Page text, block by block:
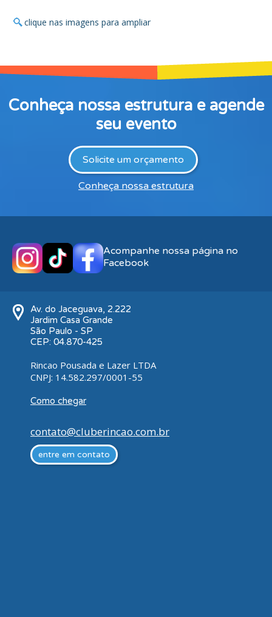
clique nas imagens para ampliar
Conheça nossa estrutura e agende
seu evento
Solicite um orçamento
Conheça nossa estrutura
Acompanhe nossa página no
Facebook
Av. do Jaceguava, 2.222
Jardim Casa Grande
São Paulo - SP
CEP: 04.870-425
Rincao Pousada e Lazer LTDA
CNPJ: 14.582.297/0001-55
Como chegar
contato@cluberincao.com.br
entre em contato